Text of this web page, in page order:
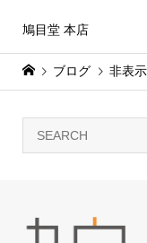
鳩目堂 本店
ブログ 非表示